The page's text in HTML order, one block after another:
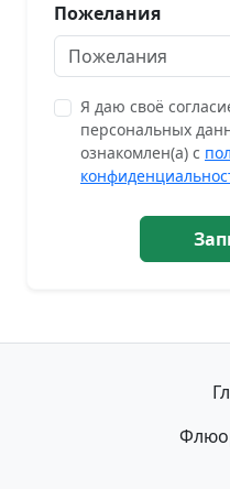
Пожелания
Я даю своё
персональных
ознакомлен(а) с